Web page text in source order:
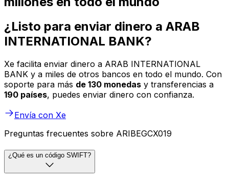
¿Listo para enviar dinero a ARAB
INTERNATIONAL BANK?
Xe facilita enviar dinero a ARAB INTERNATIONAL
BANK y a miles de otros bancos en todo el mundo. Con
soporte para más de 130 monedas y transferencias a
190 países, puedes enviar dinero con confianza.
Envía con Xe
Preguntas frecuentes sobre ARIBEGCX019
¿Qué es un código SWIFT?